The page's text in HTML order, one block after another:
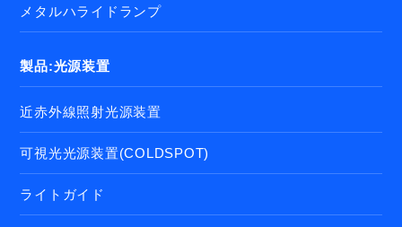
メタルハライドランプ
製品:光源装置
近赤外線照射光源装置
可視光光源装置(COLDSPOT)
ライトガイド